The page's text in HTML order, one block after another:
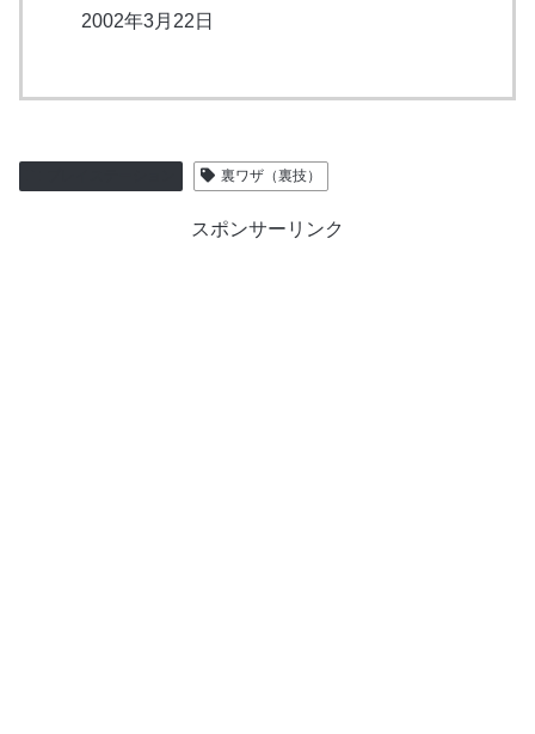
2002年3月22日
裏ワザ（裏技）
スポンサーリンク